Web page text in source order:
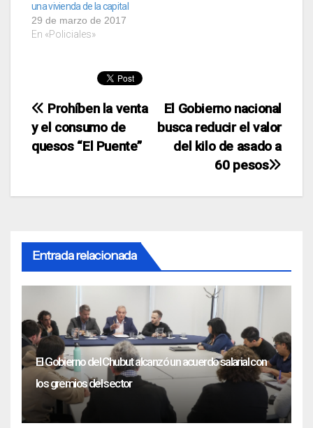
una vivienda de la capital
29 de marzo de 2017
En «Policiales»
Navegación
de
El Gobierno nacional
busca reducir el valor
del kilo de asado a
60 pesos
Prohíben la venta
y el consumo de
quesos “El Puente”
Entrada relacionada
El Gobierno del Chubut alcanzó un acuerdo salarial con
los gremios del sector